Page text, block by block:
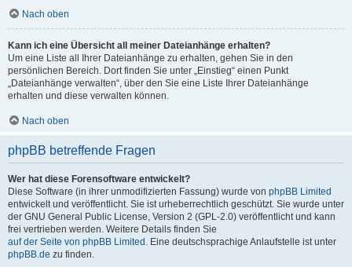
Nach oben
Kann ich eine Übersicht all meiner Dateianhänge erhalten?
Um eine Liste all Ihrer Dateianhänge zu erhalten, gehen Sie in den
persönlichen Bereich. Dort finden Sie unter „Einstieg“ einen Punkt
„Dateianhänge verwalten“, über den Sie eine Liste Ihrer Dateianhänge
erhalten und diese verwalten können.
Nach oben
phpBB betreffende Fragen
Wer hat diese Forensoftware entwickelt?
Diese Software (in ihrer unmodifizierten Fassung) wurde von phpBB Limited
entwickelt und veröffentlicht. Sie ist urheberrechtlich geschützt. Sie wurde unter
der GNU General Public License, Version 2 (GPL-2.0) veröffentlicht und kann
frei vertrieben werden. Weitere Details finden Sie
auf der Seite von phpBB Limited . Eine deutschsprachige Anlaufstelle ist unter
phpBB.de zu finden.